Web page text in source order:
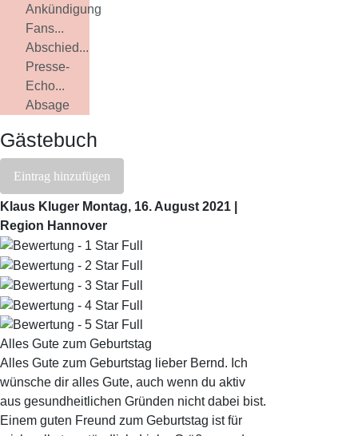
Ankündigung
Fans...
Abschied...
Presse-
Echo...
Absage
Gästebuch
Eintrag hinzufügen
Klaus Kluger Montag, 16. August 2021 |
Region Hannover
Alles Gute zum Geburtstag
Alles Gute zum Geburtstag lieber Bernd. Ich
wünsche dir alles Gute, auch wenn du aktiv
aus gesundheitlichen Gründen nicht dabei bist.
Einem guten Freund zum Geburtstag ist für